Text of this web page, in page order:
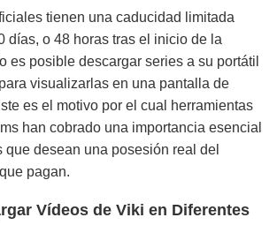
tienen una caducidad limitada
días, o 48 horas tras el inicio de la
es posible descargar series a su portátil
visualizarlas en una pantalla de
es el motivo por el cual herramientas
han cobrado una importancia esencial
que desean una posesión real del
pagan.
Vídeos de Viki en Diferentes